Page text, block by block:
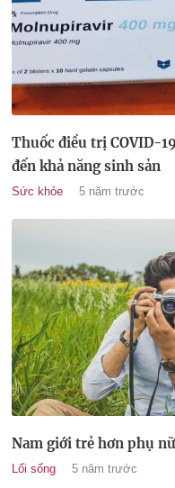
Thuốc điều trị COVID-
đến khả năng sinh sản
Sức khỏe 5 năm trước
Nam giới trẻ hơn phụ
Lối sống 5 năm trước